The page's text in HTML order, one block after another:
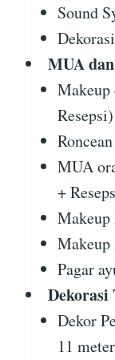
Sound
MUA
Makeup
Resepsi)
MUA
+
Makeup
Makeup
Pagar
Dekorasi
Dekor
11 meter